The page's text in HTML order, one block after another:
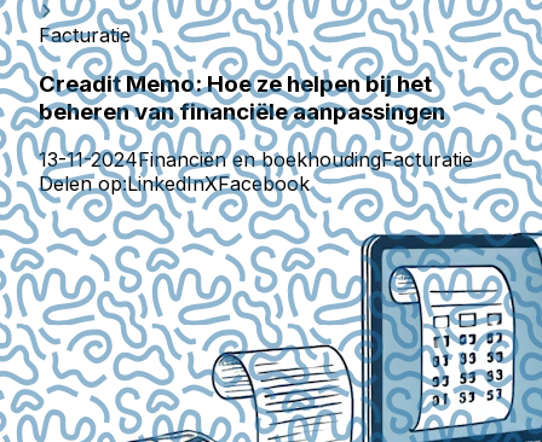
Facturatie
Creadit Memo: Hoe ze helpen bij het
beheren van financiële aanpassingen
13-11-2024Financiën en boekhoudingFacturatie
Delen op:LinkedInXFacebook